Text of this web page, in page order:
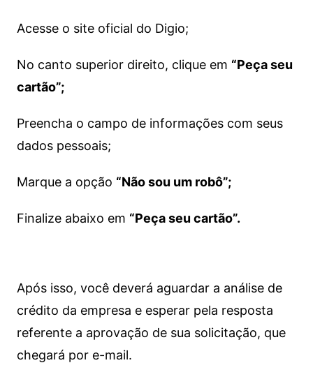
Acesse o site oficial do Digio;
No canto superior direito, clique em “Peça seu
cartão”;
Preencha o campo de informações com seus
dados pessoais;
Marque a opção “Não sou um robô”;
Finalize abaixo em “Peça seu cartão”.
Após isso, você deverá aguardar a análise de
crédito da empresa e esperar pela resposta
referente a aprovação de sua solicitação, que
chegará por e-mail.